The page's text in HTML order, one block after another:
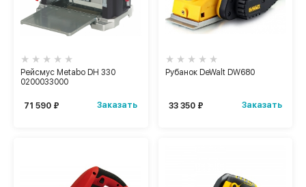
Рейсмус Metabo DH 330
0200033000
71 590 ₽ Заказать
Рубанок DeWalt DW680
33 350 ₽ Заказать